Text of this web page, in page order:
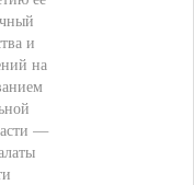
и
на
—